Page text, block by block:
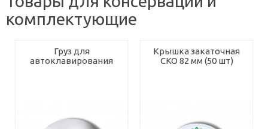
комплектующие
Груз для
автоклавирования
Крышка закаточная
СКО 82 мм (50 шт)